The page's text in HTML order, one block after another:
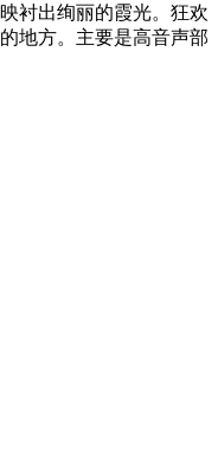
衬出绚丽的霞光。狂欢
地方。主要是高音声部